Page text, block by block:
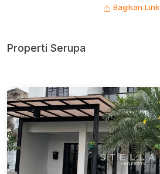
Bagikan Link
Properti Serupa